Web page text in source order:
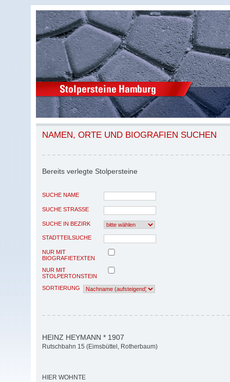
NAMEN, ORTE UND BIOGRAFIEN SUCHEN
Bereits verlegte Stolpersteine
SUCHE NAME
SUCHE STRASSE
SUCHE IN BEZIRK
STADTTEILSUCHE
NUR MIT
BIOGRAFIETEXTEN
NUR MIT
STOLPERTONSTEIN
SORTIERUNG
HEINZ HEYMANN * 1907
Rutschbahn 15 (Eimsbüttel, Rotherbaum)
HIER WOHNTE